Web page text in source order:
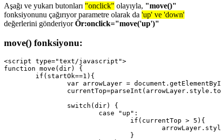
Aşağı ve yukarı butonları "onclick" olayıyla, "move()"
fonksiyonunu çağırıyor parametre olarak da 'up' ve 'down'
değerlerini gönderiyorÖr:onclick="move('up')"
move() fonksiyonu:
<script type="text/javascript">
function move(dir) {